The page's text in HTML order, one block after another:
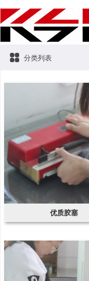
分类列表
优质胶塞